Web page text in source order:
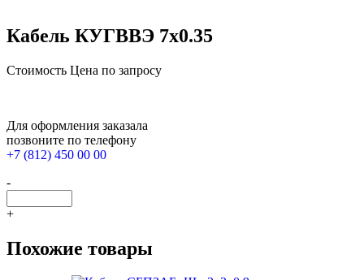
Кабель КУГВВЭ 7х0.35
Стоимость Цена по запросу
Для оформления заказала
позвоните по телефону
+7 (812) 450 00 00
-
+
Похожие товары